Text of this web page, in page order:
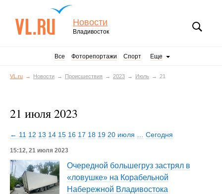
Новости
Владивосток
Все Фоторепортажи Спорт Еще
VL.ru Новости Происшествия 2023 Июль 21
21 июля 2023
← 11 12 13 14 15 16 17 18 19 20 июля Сегодня
15:12, 21 июля 2023
Очередной большегруз застрял в
«ловушке» на Корабельной
Набережной Владивостока